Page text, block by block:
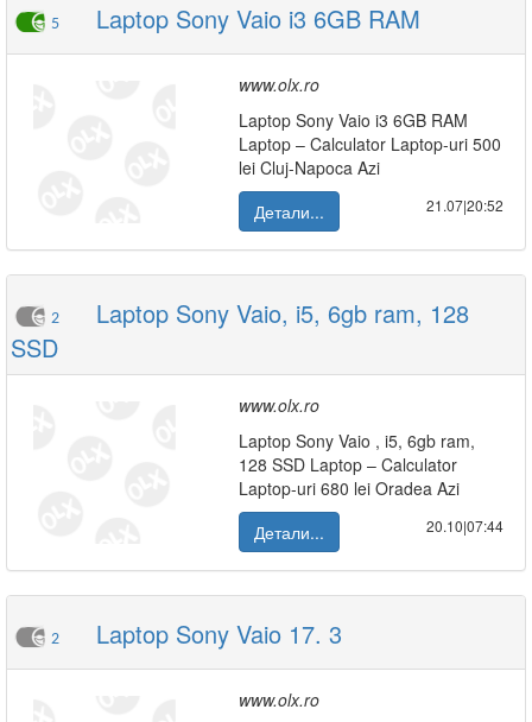
5 Laptop Sony Vaio i3 6GB RAM
www.olx.ro
Laptop Sony Vaio i3 6GB RAM
Laptop – Calculator Laptop-uri 500
lei Cluj-Napoca Azi
Детали...
21.07|20:52
2
Laptop Sony Vaio, i5, 6gb ram, 128
SSD
www.olx.ro
Laptop Sony Vaio , i5, 6gb ram,
128 SSD Laptop – Calculator
Laptop-uri 680 lei Oradea Azi
Детали...
20.10|07:44
2 Laptop Sony Vaio 17. 3
www.olx.ro